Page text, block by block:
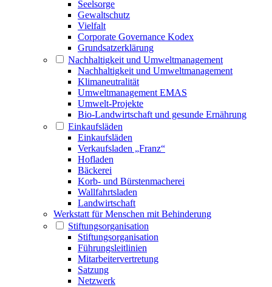
Seelsorge
Gewaltschutz
Vielfalt
Corporate Governance Kodex
Grundsatzerklärung
Nachhaltigkeit und Umweltmanagement
Nachhaltigkeit und Umweltmanagement
Klimaneutralität
Umweltmanagement EMAS
Umwelt-Projekte
Bio-Landwirtschaft und gesunde Ernährung
Einkaufsläden
Einkaufsläden
Verkaufsladen „Franz“
Hofladen
Bäckerei
Korb- und Bürstenmacherei
Wallfahrtsladen
Landwirtschaft
Werkstatt für Menschen mit Behinderung
Stiftungsorganisation
Stiftungsorganisation
Führungsleitlinien
Mitarbeitervertretung
Satzung
Netzwerk